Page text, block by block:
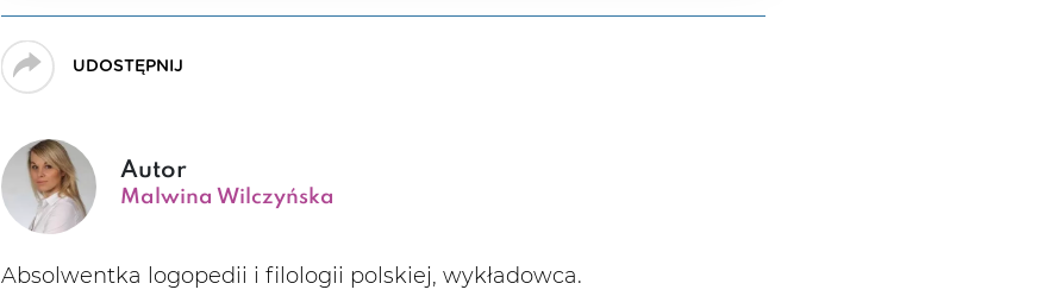
UDOSTĘPNIJ
Autor
Malwina Wilczyńska
Absolwentka logopedii i filologii polskiej, wykładowca.